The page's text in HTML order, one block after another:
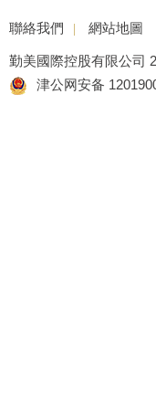
聯絡我們 | 網站地圖
勤美國際控股有限公司
津公网安备